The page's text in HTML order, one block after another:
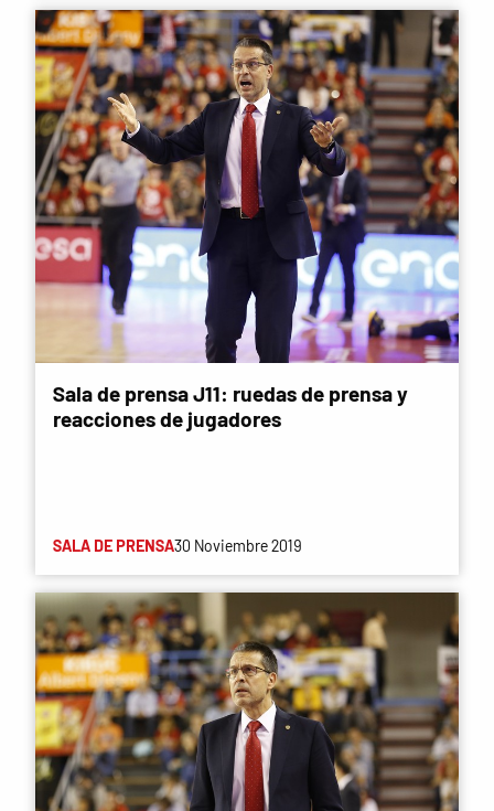
Sala de prensa J11: ruedas de prensa y
reacciones de jugadores
SALA DE PRENSA30 Noviembre 2019